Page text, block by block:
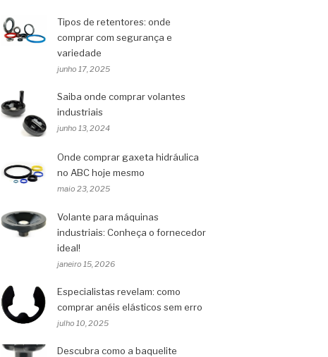
Tipos de retentores: onde
comprar com segurança e
variedade
junho 17, 2025
Saiba onde comprar volantes
industriais
junho 13, 2024
Onde comprar gaxeta hidráulica
no ABC hoje mesmo
maio 23, 2025
Volante para máquinas
industriais: Conheça o fornecedor
ideal!
janeiro 15, 2026
Especialistas revelam: como
comprar anéis elásticos sem erro
julho 10, 2025
Descubra como a baquelite